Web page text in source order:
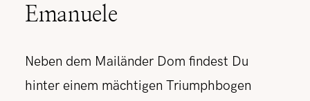
Emanuele
Neben dem Mailänder Dom findest Du
hinter einem mächtigen Triumphbogen